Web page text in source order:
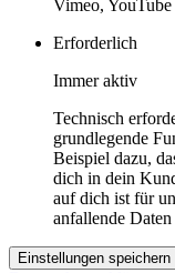
Vimeo, YouTube
Erforderlich
Immer aktiv
Technisch
grundlegende
Beispiel dazu,
dich in dein
auf dich ist für
anfallende
Einstellungen speichern